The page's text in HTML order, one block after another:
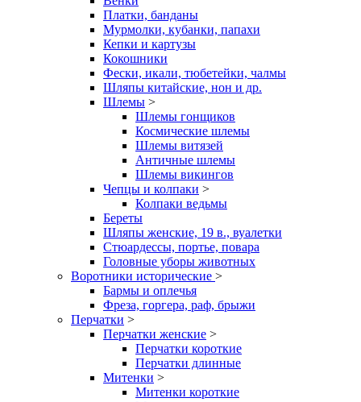
Платки, банданы
Мурмолки, кубанки, папахи
Кепки и картузы
Кокошники
Фески, икали, тюбетейки, чалмы
Шляпы китайские, нон и др.
Шлемы >
Шлемы гонщиков
Космические шлемы
Шлемы витязей
Античные шлемы
Шлемы викингов
Чепцы и колпаки >
Колпаки ведьмы
Береты
Шляпы женские, 19 в., вуалетки
Стюардессы, портье, повара
Головные уборы животных
Воротники исторические >
Бармы и оплечья
Фреза, горгера, раф, брыжи
Перчатки >
Перчатки женские >
Перчатки короткие
Перчатки длинные
Митенки >
Митенки короткие